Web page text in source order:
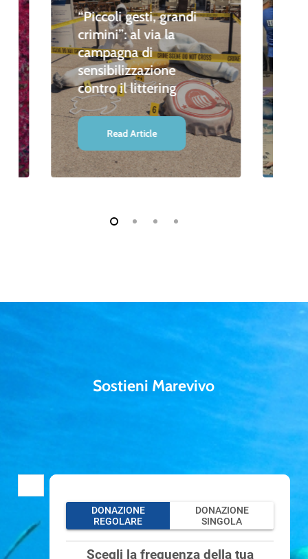
“Piccoli gesti, grandi
crimini”: al via la
campagna di
sensibilizzazione
contro il littering
Read Article
Sostieni Marevivo